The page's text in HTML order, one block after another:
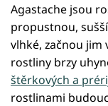
Agastache jsou
propustnou,
vlhké, začnou jim
rostliny brzy
štěrkových a
rostlinami